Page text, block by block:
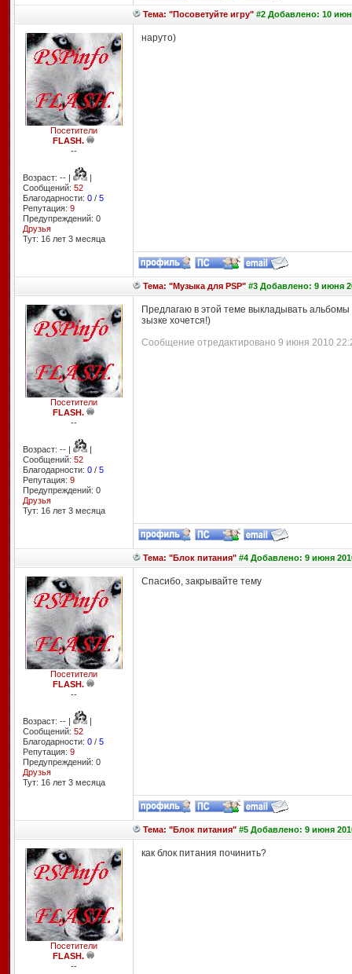
Тема: "Посоветуйте игру"#2 Добавлено: 10
Посетители
FLASH.
--
Возраст: -- |
|
Сообщений: 52
Благодарности: 0/ 5
Репутация: 9
Предупреждений: 0
Друзья
Тут: 16 лет 3 месяцa
наруто)
Тема: "Музыка для PSP"#3 Добавлено: 9 июня
Посетители
FLASH.
--
Возраст: -- |
|
Сообщений: 52
Благодарности: 0/ 5
Репутация: 9
Предупреждений: 0
Друзья
Тут: 16 лет 3 месяцa
Предлагаю в этой теме выкладывать
зызке хочется!)
Сообщение отредактировано 9 июня 2010
Тема: "Блок питания"#4 Добавлено: 9 июня
Посетители
FLASH.
--
Возраст: -- |
|
Сообщений: 52
Благодарности: 0/ 5
Репутация: 9
Предупреждений: 0
Друзья
Тут: 16 лет 3 месяцa
Спасибо, закрывайте тему
Тема: "Блок питания"#5 Добавлено: 9 июня
Посетители
FLASH.
--
как блок питания починить?